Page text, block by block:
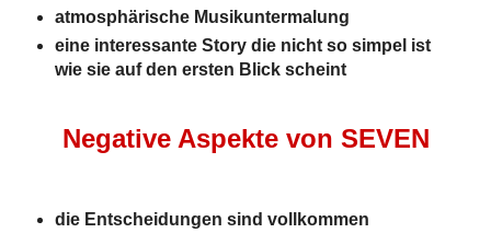
atmosphärische Musikuntermalung
eine interessante Story die nicht so simpel ist
wie sie auf den ersten Blick scheint
Negative Aspekte von SEVEN
die Entscheidungen sind vollkommen